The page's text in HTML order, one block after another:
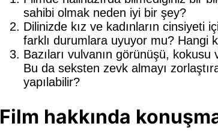
sahibi olmak neden iyi bir şey?
Dilinizde kız ve kadınların cinsiyeti
farklı durumlara uyuyor mu? Hangi
Bazıları vulvanın görünüşü,
Bu da seksten zevk almayı
yapılabilir?
Film hakkında